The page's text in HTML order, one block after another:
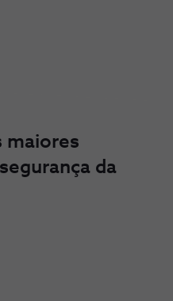
maiores
da